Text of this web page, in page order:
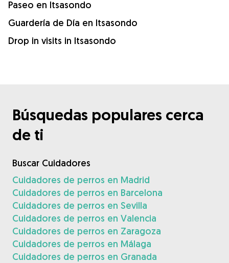
Paseo en Itsasondo
Guardería de Día en Itsasondo
Drop in visits in Itsasondo
Búsquedas populares cerca
de ti
Buscar Cuidadores
Cuidadores de perros en Madrid
Cuidadores de perros en Barcelona
Cuidadores de perros en Sevilla
Cuidadores de perros en Valencia
Cuidadores de perros en Zaragoza
Cuidadores de perros en Málaga
Cuidadores de perros en Granada